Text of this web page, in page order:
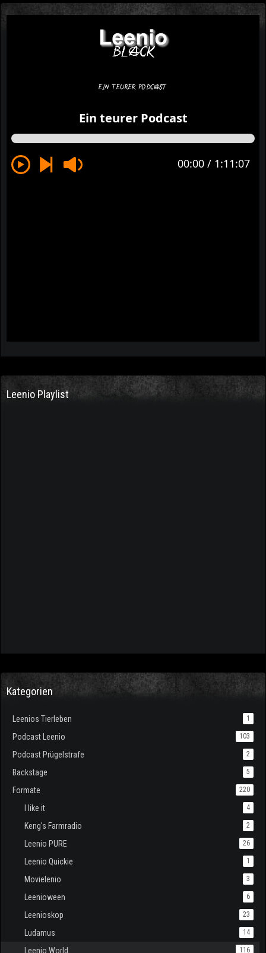
Leenio Playlist
Kategorien
Leenios Tierleben 1
Podcast Leenio 103
Podcast Prügelstrafe 2
Backstage 5
Formate 220
I like it 4
Keng's Farmradio 2
Leenio PURE 26
Leenio Quickie 1
Movielenio 3
Leenioween 6
Leenioskop 23
Ludamus 14
Leenio World 116